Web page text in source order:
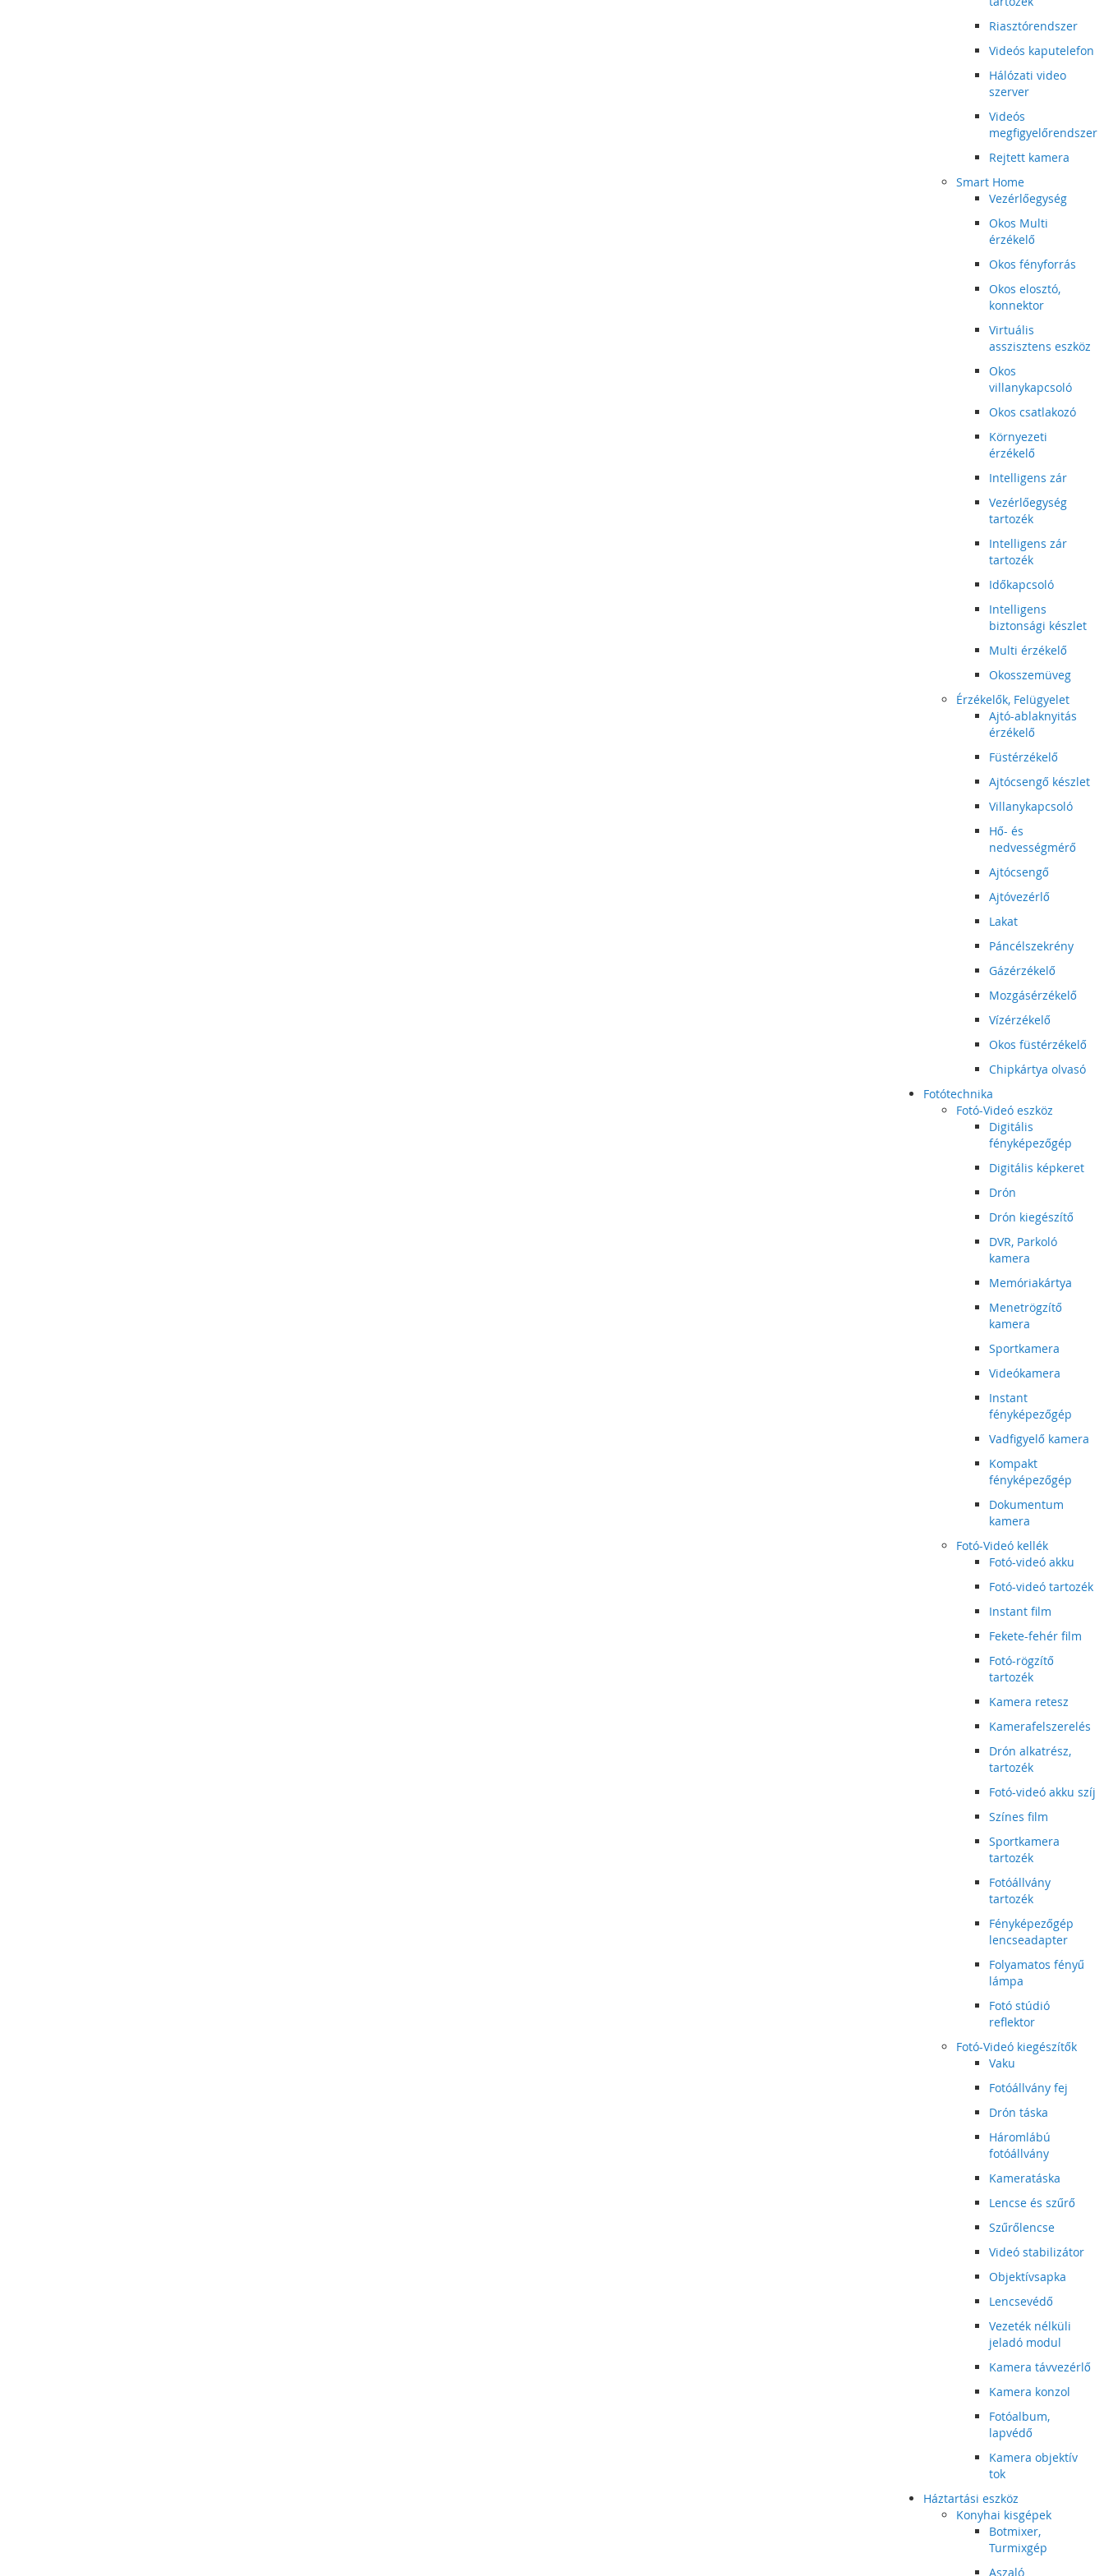
Riasztórendszer
Videós kaputelefon
Hálózati video
szerver
Videós
megfigyelőrendszer
Rejtett kamera
Smart Home
Vezérlőegység
Okos Multi
érzékelő
Okos fényforrás
Okos elosztó,
konnektor
Virtuális
asszisztens eszköz
Okos
villanykapcsoló
Okos csatlakozó
Környezeti
érzékelő
Intelligens zár
Vezérlőegység
tartozék
Intelligens zár
tartozék
Időkapcsoló
Intelligens
biztonsági készlet
Multi érzékelő
Okosszemüveg
Érzékelők, Felügyelet
Ajtó-ablaknyitás
érzékelő
Füstérzékelő
Ajtócsengő készlet
Villanykapcsoló
Hő- és
nedvességmérő
Ajtócsengő
Ajtóvezérlő
Lakat
Páncélszekrény
Gázérzékelő
Mozgásérzékelő
Vízérzékelő
Okos füstérzékelő
Chipkártya olvasó
Fotótechnika
Fotó-Videó eszköz
Digitális
fényképezőgép
Digitális képkeret
Drón
Drón kiegészítő
DVR, Parkoló
kamera
Memóriakártya
Menetrögzítő
kamera
Sportkamera
Videókamera
Instant
fényképezőgép
Vadfigyelő kamera
Kompakt
fényképezőgép
Dokumentum
kamera
Fotó-Videó kellék
Fotó-videó akku
Fotó-videó tartozék
Instant film
Fekete-fehér film
Fotó-rögzítő
tartozék
Kamera retesz
Kamerafelszerelés
Drón alkatrész,
tartozék
Fotó-videó akku szíj
Színes film
Sportkamera
tartozék
Fotóállvány
tartozék
Fényképezőgép
lencseadapter
Folyamatos fényű
lámpa
Fotó stúdió
reflektor
Fotó-Videó kiegészítők
Vaku
Fotóállvány fej
Drón táska
Háromlábú
fotóállvány
Kameratáska
Lencse és szűrő
Szűrőlencse
Videó stabilizátor
Objektívsapka
Lencsevédő
Vezeték nélküli
jeladó modul
Kamera távvezérlő
Kamera konzol
Fotóalbum,
lapvédő
Kamera objektív
tok
Háztartási eszköz
Konyhai kisgépek
Botmixer,
Turmixgép
Aszaló